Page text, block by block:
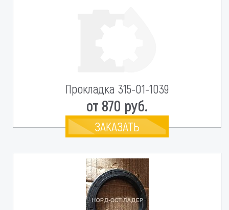
Прокладка 315-01-1039
от 870 руб.
ЗАКАЗАТЬ